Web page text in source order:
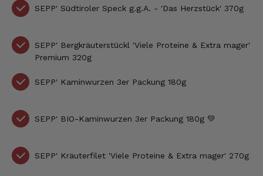
SEPP' Südtiroler Speck g.g.A. - 'Das Herzstück' 370g
SEPP' Bergkräuterstückl 'Viele Proteine & Extra mager'
Premium 320g
SEPP' Kaminwurzen 3er Packung 180g
SEPP' BIO-Kaminwurzen 3er Packung 180g 💚
SEPP' Kräuterfilet 'Viele Proteine & Extra mager' 270g